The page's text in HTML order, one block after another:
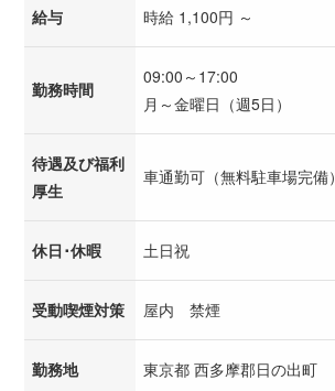
給与 時給 1,100円 ～
勤務時間
09:00～17:00
月～金曜日（週5日）
待遇及び福利
厚生
車通勤可（無料駐車場完備）
休日･休暇 土日祝
受動喫煙対策 屋内 禁煙
勤務地 東京都 西多摩郡日の出町